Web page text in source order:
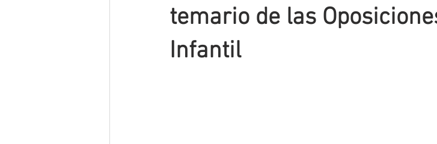
INNOVACIÓN EDUCATIVA SITUACIONES DE
MÉTODOS DE ESTUDIO PODCAST
temario de las
Infantil